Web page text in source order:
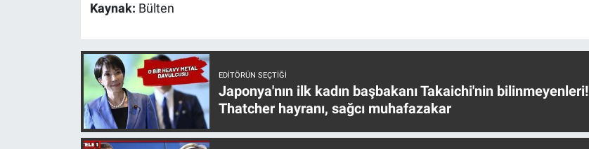
Kaynak: Bülten
EDITÖRÜN SEÇTIĞI
Japonya'nın ilk kadın başbakanı Takaichi'nin bilinmeyenleri!
Thatcher hayranı, sağcı muhafazakar